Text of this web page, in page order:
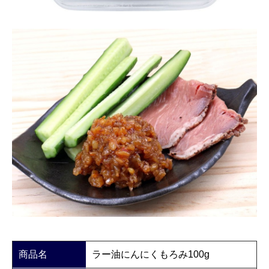
商品名 ラー油にんにくもろみ100g